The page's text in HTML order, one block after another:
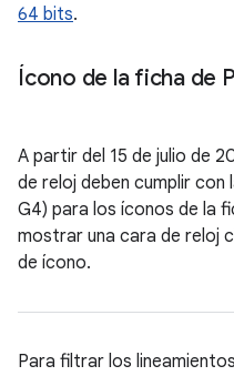
64 bits.
Ícono de la ficha de
A partir del 15 de julio de
de reloj deben cumplir
G4) para los íconos de la
mostrar una cara de reloj
de ícono.
Para filtrar los